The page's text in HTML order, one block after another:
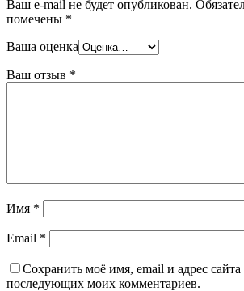
Ваш e-mail не будет опубликован.
помечены *
Ваша оценка
Ваш отзыв *
Имя *
Email *
Сохранить моё имя, email и адрес сайта
последующих моих комментариев.